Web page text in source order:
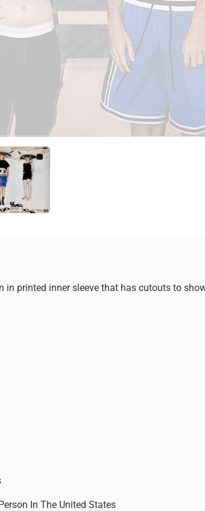
in printed inner sleeve that has cutouts to
In The United States